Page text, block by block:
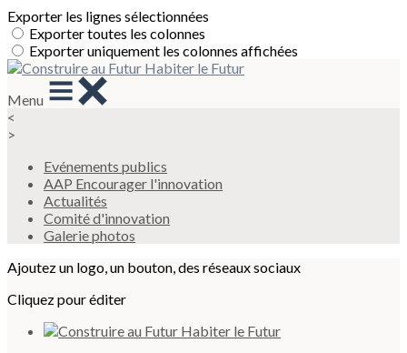
Exporter les lignes sélectionnées
Exporter toutes les colonnes
Exporter uniquement les colonnes affichées
Menu
<
>
Evénements publics
AAP Encourager l'innovation
Actualités
Comité d'innovation
Galerie photos
Ajoutez un logo, un bouton, des réseaux sociaux
Cliquez pour éditer